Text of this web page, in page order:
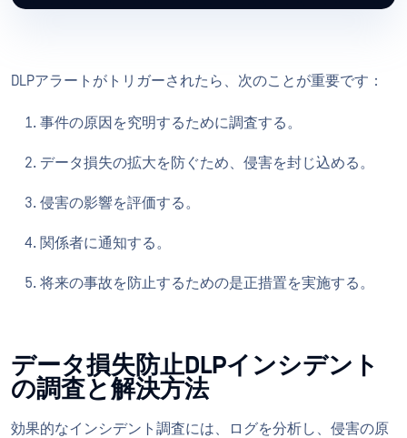
DLPアラートがトリガーされたら、次のことが重要です：
事件の原因を究明するために調査する。
データ損失の拡大を防ぐため、侵害を封じ込める。
侵害の影響を評価する。
関係者に通知する。
将来の事故を防止するための是正措置を実施する。
データ損失防止DLPインシデント
の調査と解決方法
効果的なインシデント調査には、ログを分析し、侵害の原